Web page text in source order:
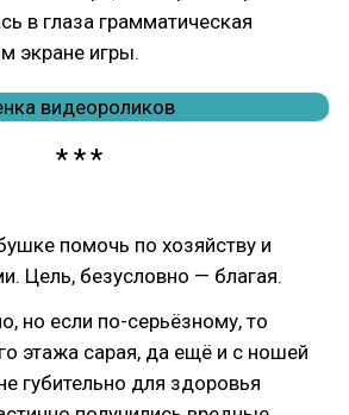
в глаза грамматическая
экране игры.
помочь по хозяйству и
Цель, безусловно — благая.
но если по-серьёзному, то
этажа сарая, да ещё и с ношей
губительно для здоровья